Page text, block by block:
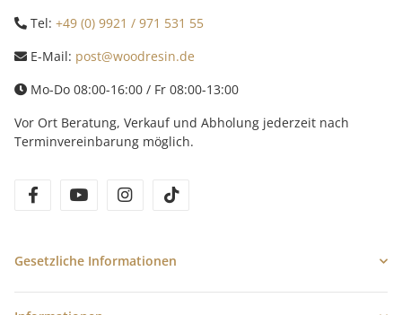
Tel: +49 (0) 9921 / 971 531 55
E-Mail: post@woodresin.de
Mo-Do 08:00-16:00 / Fr 08:00-13:00
Vor Ort Beratung, Verkauf und Abholung jederzeit nach
Terminvereinbarung möglich.
facebookyoutube instagram
Gesetzliche Informationen